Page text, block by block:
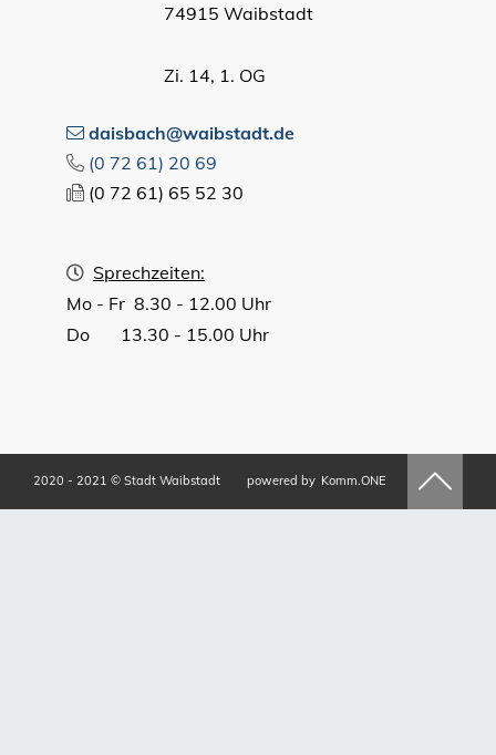
74915 Waibstadt
Zi. 14, 1. OG
daisbach@waibstadt.de
(0 72 61) 20 69
(0 72 61) 65 52 30
Sprechzeiten:
Mo - Fr 8.30 - 12.00 Uhr
Do 13.30 - 15.00 Uhr
2020 - 2021 © Stadt Waibstadt powered by Komm.ONE